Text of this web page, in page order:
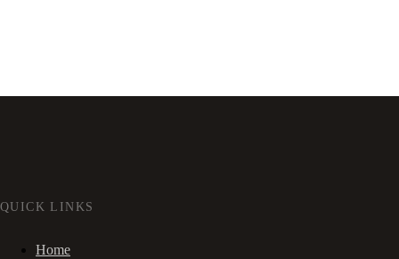
QUICK LINKS
Home